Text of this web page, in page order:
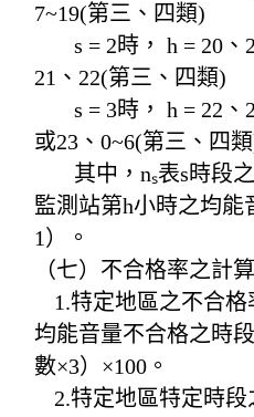
7~19(第三、四類)
ㅤㅤs = 2時， h = 20
21、22(第三、四類)
ㅤㅤs = 3時， h = 22
或23、0~6(第三、四
ㅤㅤ其中，nₛ表s時段
監測站第h小時之均能
1）。
（七）不合格率之計
ㅤ1.特定地區之不合
均能音量不合格之時
數×3）×100。
ㅤ2.特定地區特定時